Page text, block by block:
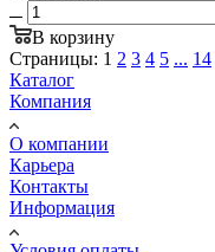
В корзину
Страницы: 1 2 3 4 5 ... 14
Каталог
Компания
О компании
Карьера
Контакты
Информация